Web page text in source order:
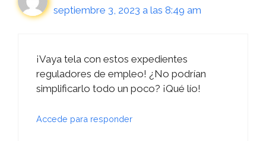
septiembre 3, 2023 a las 8:49 am
¡Vaya tela con estos expedientes
reguladores de empleo! ¿No podrían
simplificarlo todo un poco? ¡Qué lío!
Accede para responder